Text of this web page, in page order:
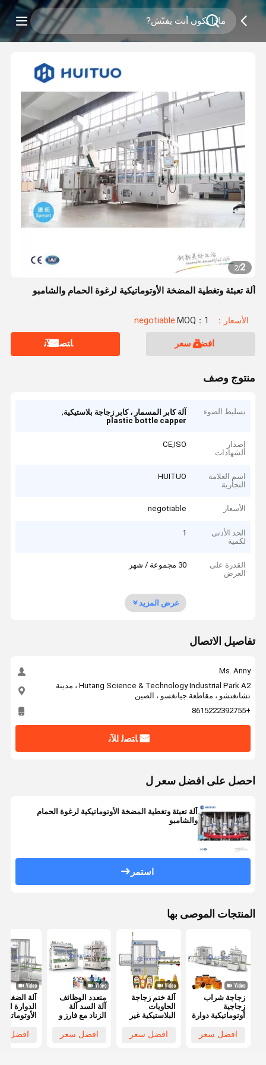
2
/
2
آلة تعبئة وتغطية المضخة الأوتوماتيكية لرغوة الحمام والشامبو
الأسعار：negotiable MOQ：1
افضل سعر ﺎﺘﺼﻟ ﺍﻶﻧ
منتوج وصف
تسليط الضوء آلة كابر المسمار ، كابر زجاجة بلاستيكية,
plastic bottle capper
إصدار
الشهادات
CE,ISO
اسم العلامة
التجارية
HUITUO
الأسعار negotiable
الحد الأدنى
لكمية
1
القدرة على
العرض
30 مجموعة / شهر
عرض المزيد
تفاصيل الاتصال
Ms. Anny
Hutang Science & Technology Industrial Park A2 ، مدينة
تشانغتشو ، مقاطعة جيانغسو ، الصين
+8615222392755
ﺎﺘﺼﻟ ﺍﻶﻧ
احصل على افضل سعر ل
آلة تعبئة وتغطية المضخة الأوتوماتيكية لرغوة الحمام
والشامبو
استمر
المنتجات الموصى بها
زجاجة شراب
زجاجية
أوتوماتيكية دوارة
افضل سعر
آلة ختم زجاجة
الحاويات
البلاستيكية غير
الأوتوماتيكية
افضل سعر
متعدد الوظائف
آلة السد آلة
الزناد مع فارز و
افضل سعر
آلة الضغط
الدوارة
على
افضل